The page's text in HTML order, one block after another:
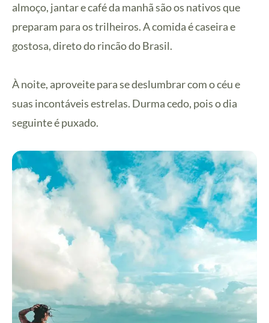
almoço, jantar e café da manhã são os nativos que
preparam para os trilheiros. A comida é caseira e
gostosa, direto do rincão do Brasil.
À noite, aproveite para se deslumbrar com o céu e
suas incontáveis estrelas. Durma cedo, pois o dia
seguinte é puxado.